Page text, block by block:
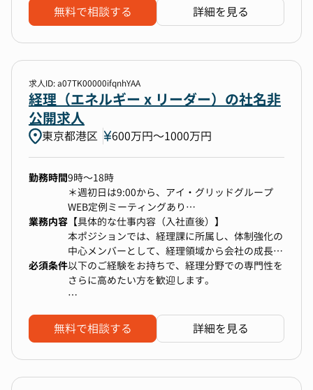
・経理から経営を支える人材へ。将来のCFO候補
の可能性も。
ジションです。
◆組織構成
[部署名]管理本部 経理チーム
[部署人数]全6名
・経理マネージャー
・経理リーダー
・経理担当3名
・既存の経理業務フローの改善、業務標準化の推
進
・エナジー事業関連子会社の設立対応
【魅力】
◎安定した財務基盤が整った環境
は、1998年の創業以来、動画配信や電子書籍、
アニメなどの多様なエンタメサービスに加え、
3DプリントやEV充電、そして最新技術のweb3や
AIに至るまで、幅広い分野で事業を展開していま
す。現在、60以上の事業を運営し、売上高はグル
ープ連結3600億円超、会員数は4,507万人を誇り
ます。多角的な事業展開により安定した収益基盤
を持つだけでなく、新規事業への投資にも積極的
で、持続可能な成長を実現しています。
総合エンターテインメント・WEBサービス企業の
本社機能を担うグループ経営管理会社では、フレ
・ユーザー目線を意識した利用しやすい社内ルー
ルの制定・改廃
・制度やルールを関係部署と協力しながら浸透さ
せる推進役
・申請/支払を行うときに利用する情報へのアク
セスを楽にする
【業務詳細】
・年次/四半期/月次決算業務（SmartHRとその子
会社も含む）
・各部門との経理論点でのコミュニケーション
・業務プロセスや社内経理ルールの改善活動
・バクラク経費精算の処理
・クラウド会計ソフト企業での仕訳起票
・バクラクでの支払申請、クレジットカード利用
申請の対応
・ネットバンクでの支払対応
・社内問い合わせ対応
・監査法人への対応
・その他上記に付随する業務
務プロセスの変更をリードした経験
無料で相談する 詳細を見る
求人ID: a07TK00000ifqnhYAA
経理（エネルギー x リーダー）の社名非
公開求人
東京都港区 600万円〜1000万円
勤務時間9時～18時
＊週初日は9:00から、アイ・グリッドグループ
WEB定例ミーティングあり
＊時差出勤制度あり（7時～10時まで30分刻みで
選択可能）
在宅勤務制度週2日まで可
業務内容 【具体的な仕事内容（入社直後）】
本ポジションでは、経理課に所属し、体制強化の
中心メンバーとして、経理領域から会社の成長を
支える役割を担っていただきます。
単なるサポート業務にとどまらず、経理業務全般
をリードし、制度構築や高度な会計処理にも積極
必須条件以下のご経験をお持ちで、経理分野での専門性を
さらに高めたい方を歓迎します。
仕訳・帳簿管理にとどまらず、業務全体の流れを
理解し、着実に遂行できる方。
無料で相談する 詳細を見る